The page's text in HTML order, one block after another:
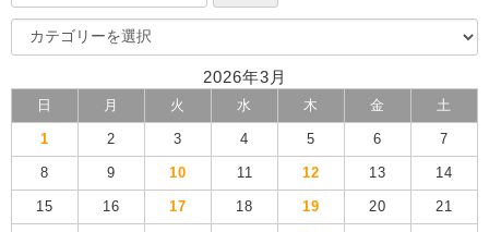
2026年3月
日 月 火 水 木 金 土
1 2 3 4 5 6 7
8 9 10 11 12 13 14
15 16 17 18 19 20 21